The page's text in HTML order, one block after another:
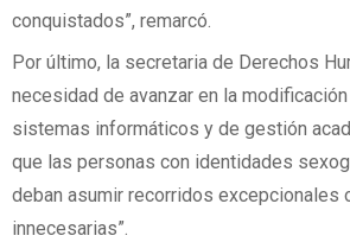
conquistados”, remarcó.
Por último, la secretaria de Derechos
necesidad de avanzar en la
sistemas informáticos y de gestión
que las personas con identidades
deban asumir recorridos excepcionales
innecesarias”.